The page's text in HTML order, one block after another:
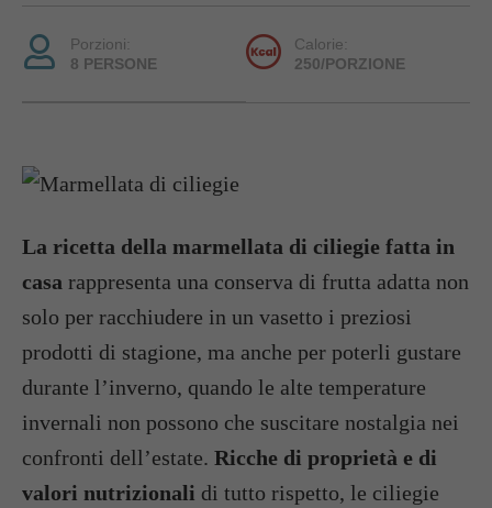
Porzioni:
8 PERSONE
Calorie:
250/PORZIONE
La ricetta della marmellata di ciliegie fatta in
casa rappresenta una conserva di frutta adatta non
solo per racchiudere in un vasetto i preziosi
prodotti di stagione, ma anche per poterli gustare
durante l’inverno, quando le alte temperature
invernali non possono che suscitare nostalgia nei
confronti dell’estate. Ricche di proprietà e di
valori nutrizionali di tutto rispetto, le ciliegie